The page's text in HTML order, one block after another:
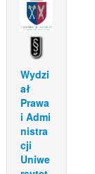
Wydzi
ał
Prawa
i Admi
nistra
cji
Uniwe